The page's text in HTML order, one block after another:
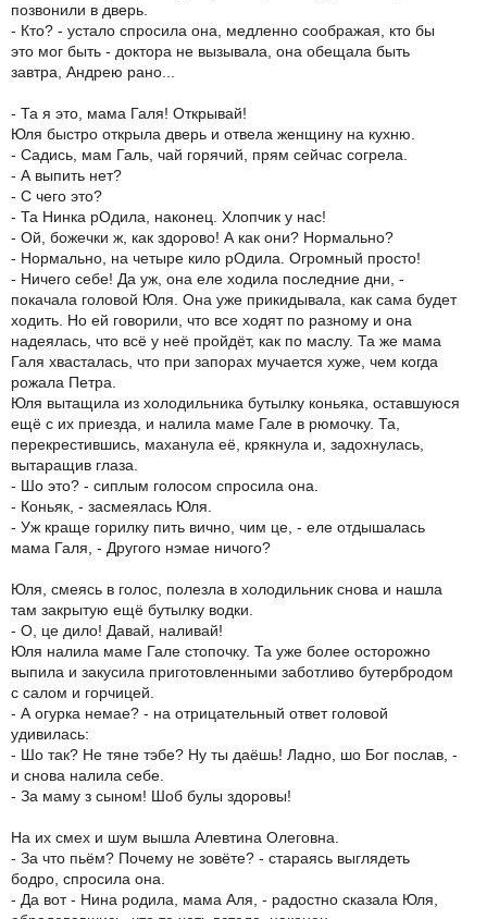
позвонили в дверь.
- Кто? - устало спросила она, медленно соображая, кто бы
это мог быть - доктора не вызывала, она обещала быть
завтра, Андрею рано...
- Та я это, мама Галя! Открывай!
Юля быстро открыла дверь и отвела женщину на кухню.
- Садись, мам Галь, чай горячий, прям сейчас согрела.
- А выпить нет?
- С чего это?
- Та Нинка рОдила, наконец. Хлопчик у нас!
- Ой, божечки ж, как здорово! А как они? Нормально?
- Нормально, на четыре кило рОдила. Огромный просто!
- Ничего себе! Да уж, она еле ходила последние дни, -
покачала головой Юля. Она уже прикидывала, как сама будет
ходить. Но ей говорили, что все ходят по разному и она
надеялась, что всё у неё пройдёт, как по маслу. Та же мама
Галя хвасталась, что при запорах мучается хуже, чем когда
рожала Петра.
Юля вытащила из холодильника бутылку коньяка, оставшуюся
ещё с их приезда, и налила маме Гале в рюмочку. Та,
перекрестившись, маханула её, крякнула и, задохнулась,
вытаращив глаза.
- Шо это? - сиплым голосом спросила она.
- Коньяк, - засмеялась Юля.
- Уж краще горилку пить вично, чим це, - еле отдышалась
мама Галя, - Другого нэмае ничого?
Юля, смеясь в голос, полезла в холодильник снова и нашла
там закрытую ещё бутылку водки.
- О, це дило! Давай, наливай!
Юля налила маме Гале стопочку. Та уже более осторожно
выпила и закусила приготовленными заботливо бутербродом
с салом и горчицей.
- А огурка немае? - на отрицательный ответ головой
удивилась:
- Шо так? Не тяне тэбе? Ну ты даёшь! Ладно, шо Бог послав, -
и снова налила себе.
- За маму з сыном! Шоб булы здоровы!
На их смех и шум вышла Алевтина Олеговна.
- За что пьём? Почему не зовёте? - стараясь выглядеть
бодро, спросила она.
- Да вот - Нина родила, мама Аля, - радостно сказала Юля,